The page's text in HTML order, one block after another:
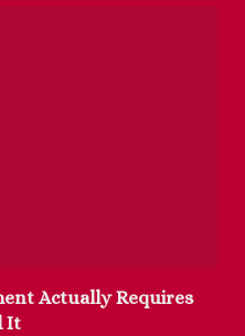
Actually Requires
It